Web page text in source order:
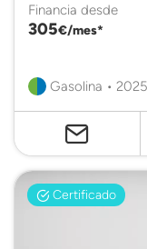
Financia desde
305€/mes*
Gasolina •
Certificado